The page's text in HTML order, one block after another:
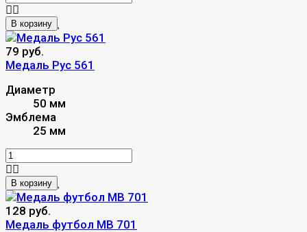
В корзину
79 руб.
Медаль Рус 561
Диаметр
50 мм
Эмблема
25 мм
В корзину
128 руб.
Медаль футбол MB 701